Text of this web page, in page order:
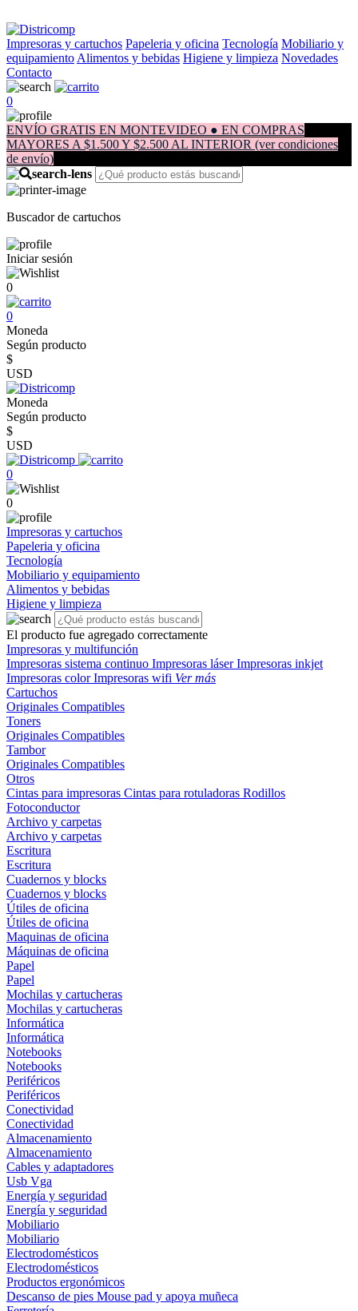
Impresoras y cartuchos Papeleria y oficina Tecnología Mobiliario y
equipamiento Alimentos y bebidas Higiene y limpieza Novedades
Contacto
0
ENVÍO GRATIS EN MONTEVIDEO ● EN COMPRAS
MAYORES A $1.500 Y $2.500 AL INTERIOR (ver condiciones
de envío)
Buscador de cartuchos
Iniciar sesión
0
0
Moneda
Según producto
$
USD
Moneda
Según producto
$
USD
0
0
Impresoras y cartuchos
Papeleria y oficina
Tecnología
Mobiliario y equipamiento
Alimentos y bebidas
Higiene y limpieza
El producto fue agregado correctamente
Impresoras y multifunción
Impresoras sistema continuo Impresoras láserImpresoras inkjet
Impresoras colorImpresoras wifi Ver más
Cartuchos
Originales Compatibles
Toners
Originales Compatibles
Tambor
Originales Compatibles
Otros
Cintas para impresoras Cintas para rotuladoras Rodillos
Fotoconductor
Archivo y carpetas
Archivo y carpetas
Escritura
Escritura
Cuadernos y blocks
Cuadernos y blocks
Útiles de oficina
Útiles de oficina
Maquinas de oficina
Máquinas de oficina
Papel
Papel
Mochilas y cartucheras
Mochilas y cartucheras
Informática
Informática
Notebooks
Notebooks
Periféricos
Periféricos
Conectividad
Conectividad
Almacenamiento
Almacenamiento
Cables y adaptadores
Usb Vga
Energía y seguridad
Energía y seguridad
Mobiliario
Mobiliario
Electrodomésticos
Electrodomésticos
Productos ergonómicos
Descanso de pies Mouse pad y apoya muñeca